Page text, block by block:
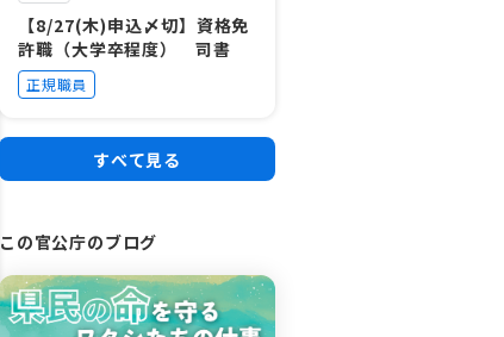
【8/27(木)申込〆切】資格免
許職（大学卒程度） 司書
正規職員
すべて見る
この官公庁のブログ